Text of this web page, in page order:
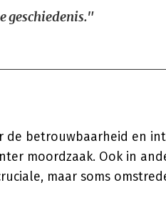
geschiedenis."
de betrouwbaarheid en
moordzaak. Ook in
maar soms